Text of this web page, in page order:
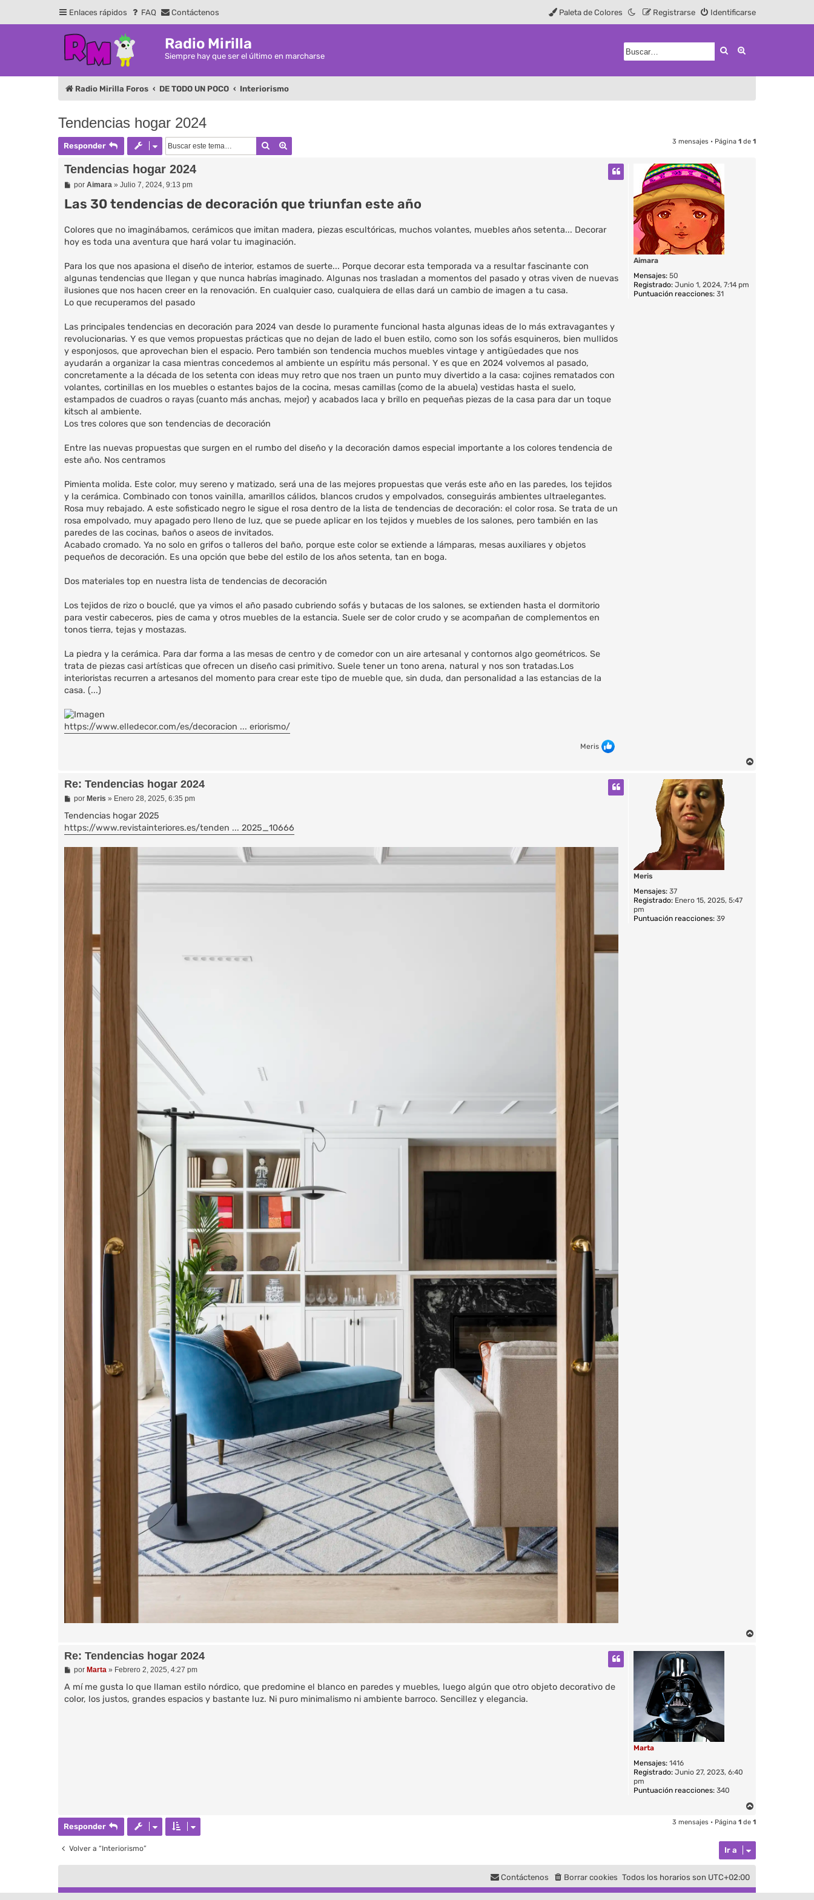
Enlaces rápidos FAQ Contáctenos Identificarse
Registrarse
Paleta de Colores
Radio Mirilla
Siempre hay que ser el último en marcharse
Buscar
Radio Mirilla Foros DE TODO UN POCO Interiorismo
Tendencias hogar 2024
Responder Buscar 3 mensajes • Página 1 de 1
Aimara
Mensajes: 50
Registrado: Junio 1, 2024, 7:14 pm
Puntuación reacciones: 31
Tendencias hogar 2024
M
n
s
j
e
por Aimara» Julio 7, 2024, 9:13 pm
Las 30 tendencias de decoración que triunfan este año
Colores que no imaginábamos, cerámicos que imitan madera, piezas escultóricas, muchos volantes, muebles años setenta... Decorar
hoy es toda una aventura que hará volar tu imaginación.
Para los que nos apasiona el diseño de interior, estamos de suerte... Porque decorar esta temporada va a resultar fascinante con
algunas tendencias que llegan y que nunca habrías imaginado. Algunas nos trasladan a momentos del pasado y otras viven de nuevas
ilusiones que nos hacen creer en la renovación. En cualquier caso, cualquiera de ellas dará un cambio de imagen a tu casa.
Lo que recuperamos del pasado
Las principales tendencias en decoración para 2024 van desde lo puramente funcional hasta algunas ideas de lo más extravagantes y
revolucionarias. Y es que vemos propuestas prácticas que no dejan de lado el buen estilo, como son los sofás esquineros, bien mullidos
y esponjosos, que aprovechan bien el espacio. Pero también son tendencia muchos muebles vintage y antigüedades que nos
ayudarán a organizar la casa mientras concedemos al ambiente un espíritu más personal. Y es que en 2024 volvemos al pasado,
concretamente a la década de los setenta con ideas muy retro que nos traen un punto muy divertido a la casa: cojines rematados con
volantes, cortinillas en los muebles o estantes bajos de la cocina, mesas camillas (como de la abuela) vestidas hasta el suelo,
estampados de cuadros o rayas (cuanto más anchas, mejor) y acabados laca y brillo en pequeñas piezas de la casa para dar un toque
kitsch al ambiente.
Los tres colores que son tendencias de decoración
Entre las nuevas propuestas que surgen en el rumbo del diseño y la decoración damos especial importante a los colores tendencia de
este año. Nos centramos
Pimienta molida. Este color, muy sereno y matizado, será una de las mejores propuestas que verás este año en las paredes, los tejidos
y la cerámica. Combinado con tonos vainilla, amarillos cálidos, blancos crudos y empolvados, conseguirás ambientes ultraelegantes.
Rosa muy rebajado. A este sofisticado negro le sigue el rosa dentro de la lista de tendencias de decoración: el color rosa. Se trata de un
rosa empolvado, muy apagado pero lleno de luz, que se puede aplicar en los tejidos y muebles de los salones, pero también en las
paredes de las cocinas, baños o aseos de invitados.
Acabado cromado. Ya no solo en grifos o talleros del baño, porque este color se extiende a lámparas, mesas auxiliares y objetos
pequeños de decoración. Es una opción que bebe del estilo de los años setenta, tan en boga.
Dos materiales top en nuestra lista de tendencias de decoración
Los tejidos de rizo o bouclé, que ya vimos el año pasado cubriendo sofás y butacas de los salones, se extienden hasta el dormitorio
para vestir cabeceros, pies de cama y otros muebles de la estancia. Suele ser de color crudo y se acompañan de complementos en
tonos tierra, tejas y mostazas.
La piedra y la cerámica. Para dar forma a las mesas de centro y de comedor con un aire artesanal y contornos algo geométricos. Se
trata de piezas casi artísticas que ofrecen un diseño casi primitivo. Suele tener un tono arena, natural y nos son tratadas.Los
interioristas recurren a artesanos del momento para crear este tipo de mueble que, sin duda, dan personalidad a las estancias de la
casa. (...)
https://www.elledecor.com/es/decoracion ... eriorismo/
Meris
Meris
Mensajes: 37
Registrado: Enero 15, 2025, 5:47
pm
Puntuación reacciones: 39
Re: Tendencias hogar 2024
M
n
s
a
e
por Meris » Enero 28, 2025, 6:35 pm
Tendencias hogar 2025
https://www.revistainteriores.es/tenden ... 2025_10666
Marta
Mensajes: 1416
Registrado: Junio 27, 2023, 6:40
pm
Puntuación reacciones: 340
Re: Tendencias hogar 2024
M
n
s
a
por Marta» Febrero 2, 2025, 4:27 pm
A mí me gusta lo que llaman estilo nórdico, que predomine el blanco en paredes y muebles, luego algún que otro objeto decorativo de
color, los justos, grandes espacios y bastante luz. Ni puro minimalismo ni ambiente barroco. Sencillez y elegancia.
a
Responder 3 mensajes • Página 1 de 1
Volver a “Interiorismo” Ir a
Todos los horarios son UTC+02:00
Borrar cookies
Contáctenos